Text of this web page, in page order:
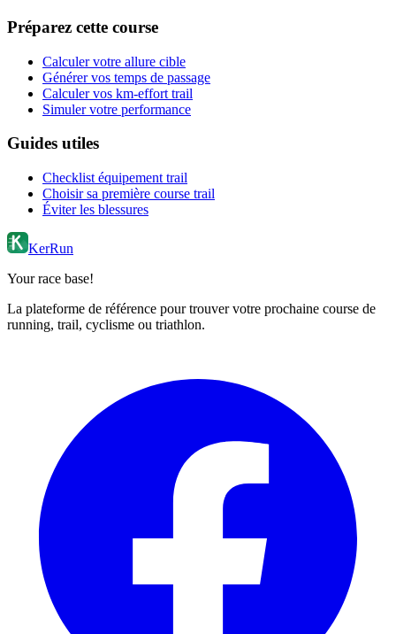
Préparez cette course
Calculer votre allure cible
Générer vos temps de passage
Calculer vos km-effort trail
Simuler votre performance
Guides utiles
Checklist équipement trail
Choisir sa première course trail
Éviter les blessures
KerRun
Your race base!
La plateforme de référence pour trouver votre prochaine course de
running, trail, cyclisme ou triathlon.